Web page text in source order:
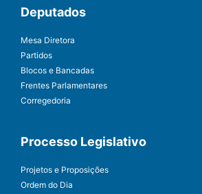
Deputados
Mesa Diretora
Partidos
Blocos e Bancadas
Frentes Parlamentares
Corregedoria
Processo Legislativo
Projetos e Proposições
Ordem do Dia